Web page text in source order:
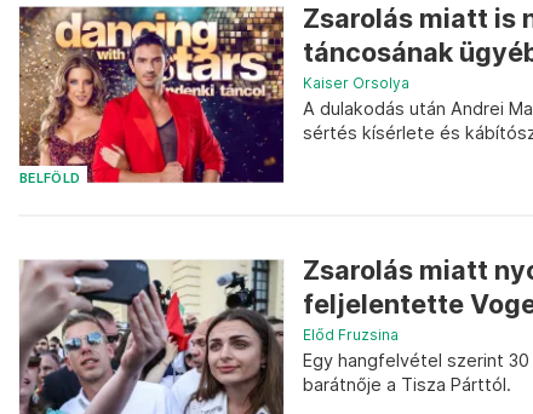
BELFÖLD
Zsarolás miatt is
táncosának
Kaiser Orsolya
A dulakodás után Andrei
sértés kísérlete és
Zsarolás miatt
feljelentette
Előd Fruzsina
Egy hangfelvétel szerint
barátnője a Tisza Párttól.